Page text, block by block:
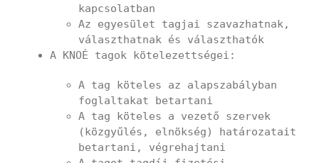
kapcsolatban
Az egyesület tagjai szavazhatnak,
választhatnak és választhatók
A KNOÉ tagok kötelezettségei:
A tag köteles az alapszabályban
foglaltakat betartani
A tag köteles a vezető szervek
(közgyűlés, elnökség) határozatait
betartani, végrehajtani